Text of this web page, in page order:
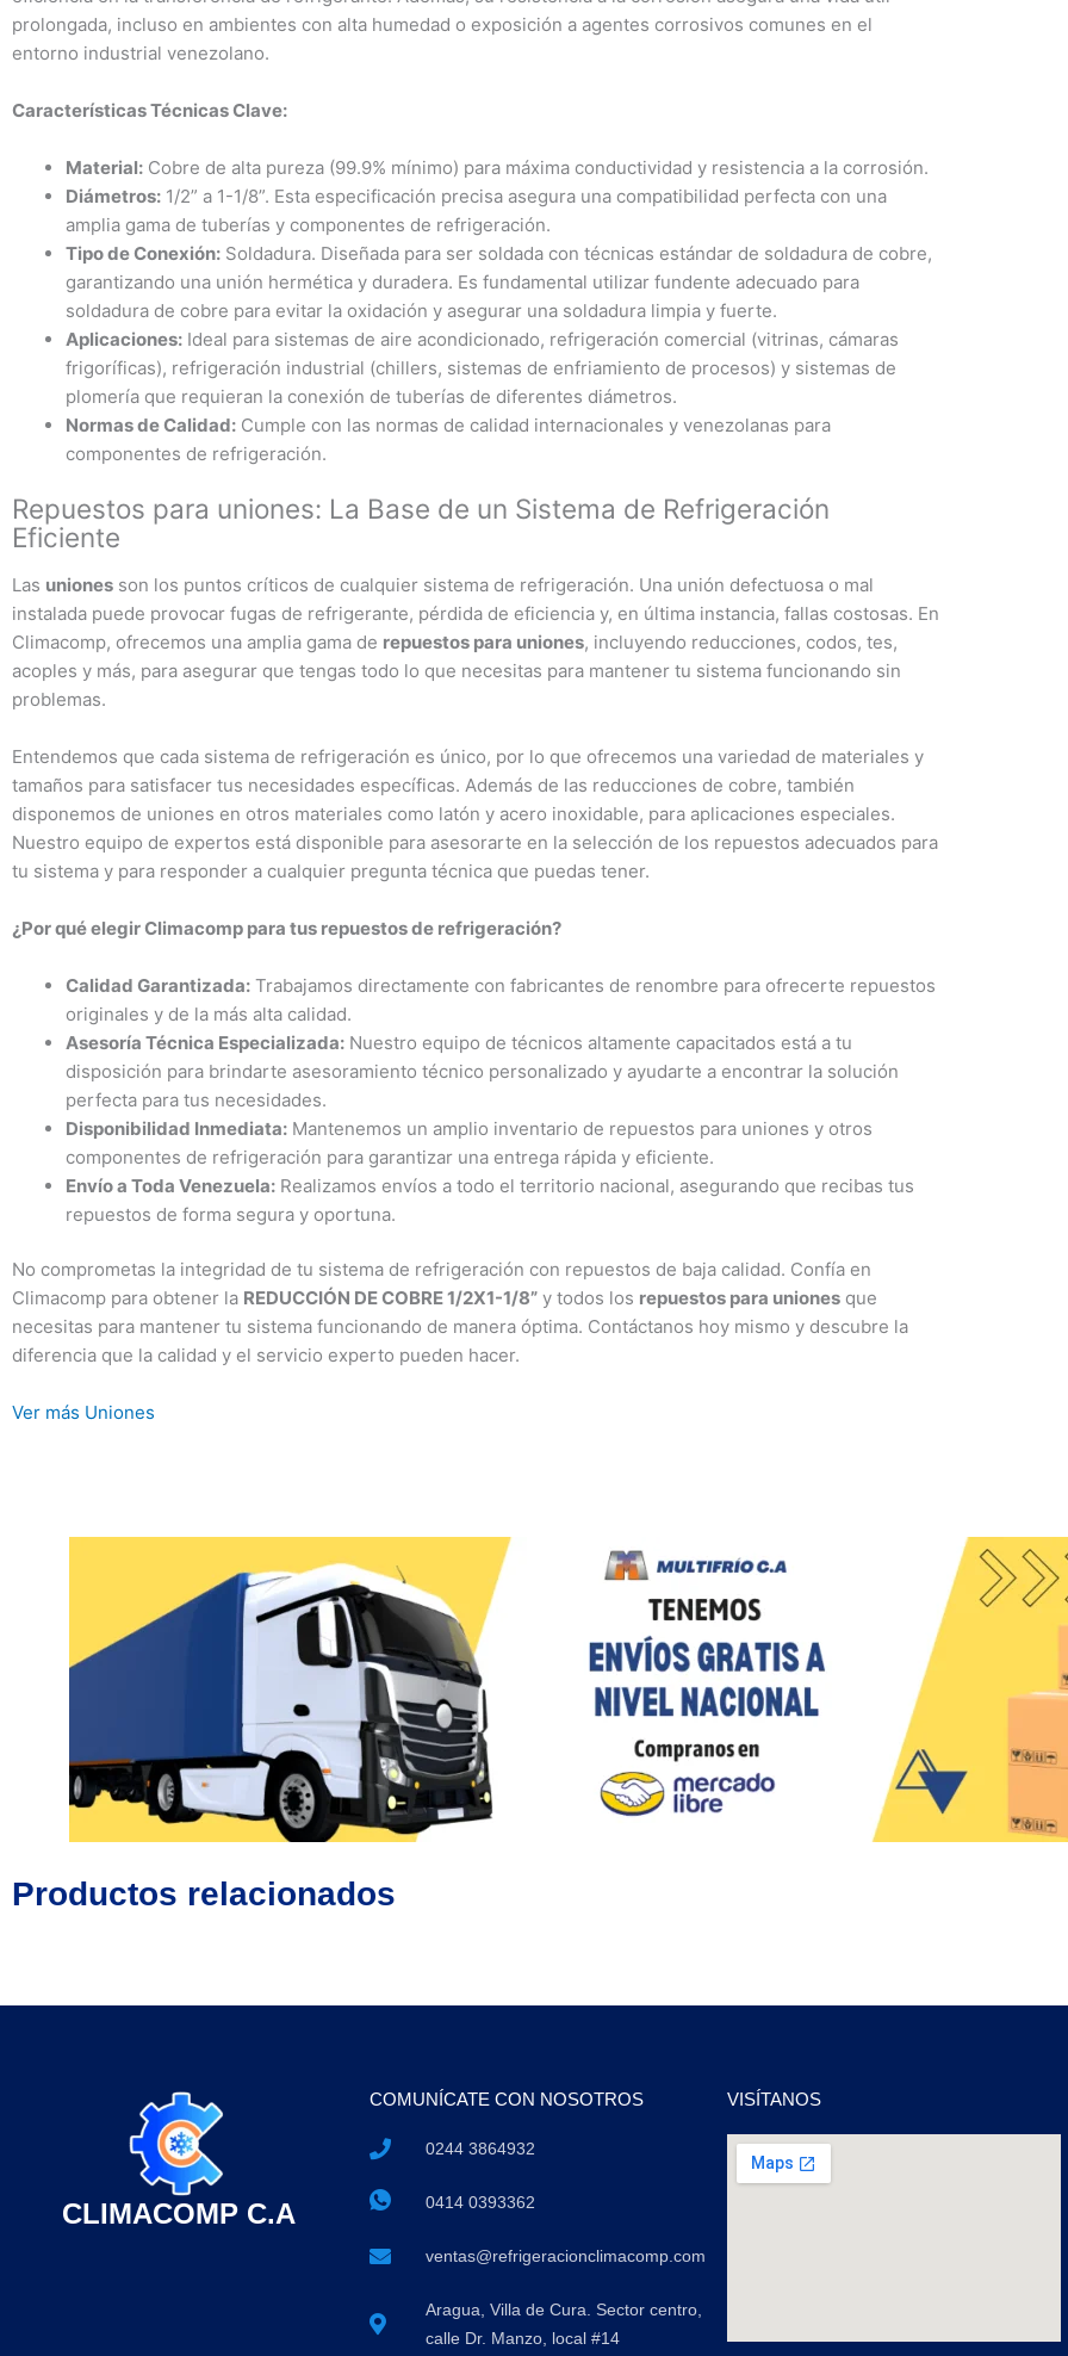
prolongada, incluso en ambientes con alta humedad o exposición a agentes corrosivos comunes en el
entorno industrial venezolano.
Características Técnicas Clave:
Material: Cobre de alta pureza (99.9% mínimo) para máxima conductividad y resistencia a la corrosión.
Diámetros: 1/2” a 1-1/8”. Esta especificación precisa asegura una compatibilidad perfecta con una
amplia gama de tuberías y componentes de refrigeración.
Tipo de Conexión: Soldadura. Diseñada para ser soldada con técnicas estándar de soldadura de cobre,
garantizando una unión hermética y duradera. Es fundamental utilizar fundente adecuado para
soldadura de cobre para evitar la oxidación y asegurar una soldadura limpia y fuerte.
Aplicaciones: Ideal para sistemas de aire acondicionado, refrigeración comercial (vitrinas, cámaras
frigoríficas), refrigeración industrial (chillers, sistemas de enfriamiento de procesos) y sistemas de
plomería que requieran la conexión de tuberías de diferentes diámetros.
Normas de Calidad: Cumple con las normas de calidad internacionales y venezolanas para
componentes de refrigeración.
Repuestos para uniones: La Base de un Sistema de Refrigeración
Eficiente
Las uniones son los puntos críticos de cualquier sistema de refrigeración. Una unión defectuosa o mal
instalada puede provocar fugas de refrigerante, pérdida de eficiencia y, en última instancia, fallas costosas. En
Climacomp, ofrecemos una amplia gama de repuestos para uniones, incluyendo reducciones, codos, tes,
acoples y más, para asegurar que tengas todo lo que necesitas para mantener tu sistema funcionando sin
problemas.
Entendemos que cada sistema de refrigeración es único, por lo que ofrecemos una variedad de materiales y
tamaños para satisfacer tus necesidades específicas. Además de las reducciones de cobre, también
disponemos de uniones en otros materiales como latón y acero inoxidable, para aplicaciones especiales.
Nuestro equipo de expertos está disponible para asesorarte en la selección de los repuestos adecuados para
tu sistema y para responder a cualquier pregunta técnica que puedas tener.
¿Por qué elegir Climacomp para tus repuestos de refrigeración?
Calidad Garantizada: Trabajamos directamente con fabricantes de renombre para ofrecerte repuestos
originales y de la más alta calidad.
Asesoría Técnica Especializada: Nuestro equipo de técnicos altamente capacitados está a tu
disposición para brindarte asesoramiento técnico personalizado y ayudarte a encontrar la solución
perfecta para tus necesidades.
Disponibilidad Inmediata: Mantenemos un amplio inventario de repuestos para uniones y otros
componentes de refrigeración para garantizar una entrega rápida y eficiente.
Envío a Toda Venezuela: Realizamos envíos a todo el territorio nacional, asegurando que recibas tus
repuestos de forma segura y oportuna.
No comprometas la integridad de tu sistema de refrigeración con repuestos de baja calidad. Confía en
Climacomp para obtener la REDUCCIÓN DE COBRE 1/2X1-1/8” y todos los repuestos para uniones que
necesitas para mantener tu sistema funcionando de manera óptima. Contáctanos hoy mismo y descubre la
diferencia que la calidad y el servicio experto pueden hacer.
Ver más Uniones
Productos relacionados
CLIMACOMP C.A
COMUNÍCATE CON NOSOTROS
0244 3864932
0414 0393362
ventas@refrigeracionclimacomp.com
Aragua, Villa de Cura. Sector centro,
calle Dr. Manzo, local #14
VISÍTANOS